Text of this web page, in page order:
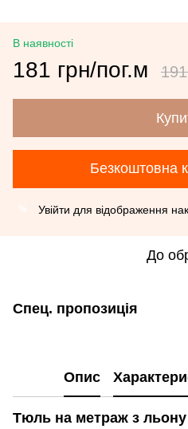
В наявності
181 грн/пог.м
Безкоштовна
Увійти для відображення
До
Спец. пропозиція
Опис
Тюль на метраж з льону